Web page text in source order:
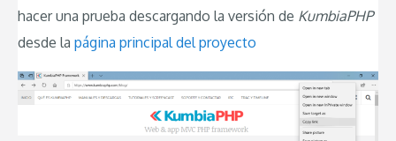
hacer una prueba descargando la versión de KumbiaPHP
desde la página principal del proyecto